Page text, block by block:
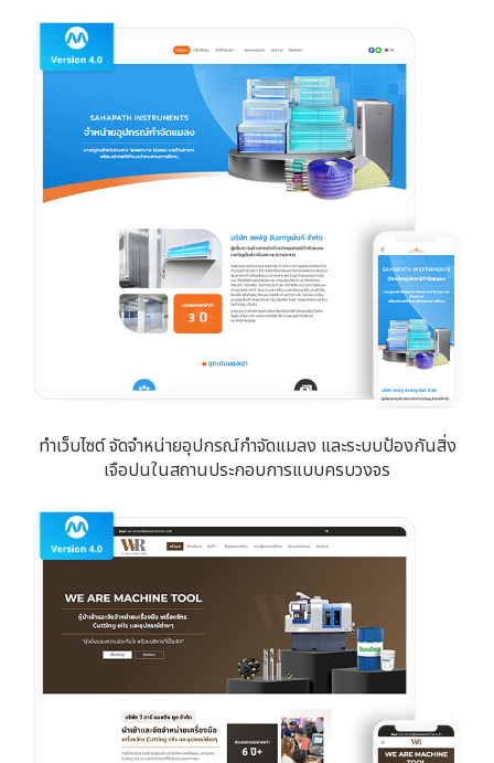
ทำเว็บไซต์ จัดจำหน่ายอุปกรณ์กำจัดแมลง และระบบป้องกันสิ่ง
เจือปนในสถานประกอบการแบบครบวงจร